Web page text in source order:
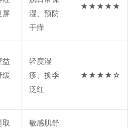
屏
湿、预防
干痒
★★★★★
益
缓
轻度湿
疹、换季
泛红
★★★★☆
取
敏感肌舒